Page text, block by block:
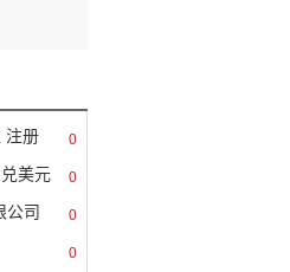
0
注册
0
美元
0
司
0